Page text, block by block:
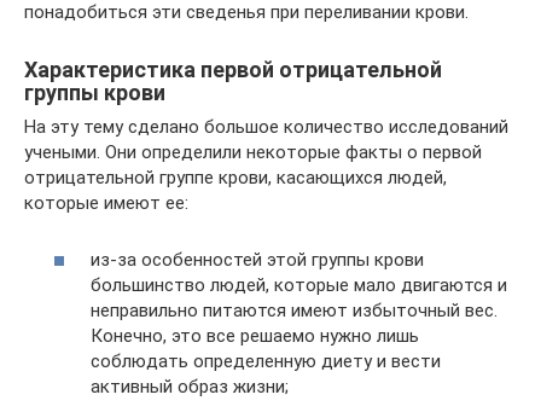
понадобиться эти сведенья при переливании крови.
Характеристика первой отрицательной
группы крови
На эту тему сделано большое количество исследований
учеными. Они определили некоторые факты о первой
отрицательной группе крови, касающихся людей,
которые имеют ее:
из-за особенностей этой группы крови
большинство людей, которые мало двигаются и
неправильно питаются имеют избыточный вес.
Конечно, это все решаемо нужно лишь
соблюдать определенную диету и вести
активный образ жизни;